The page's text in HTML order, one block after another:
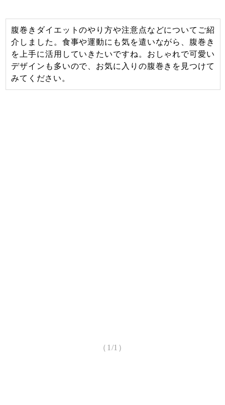
腹巻きダイエットのやり方や注意点などについてご紹
介しました。食事や運動にも気を遣いながら、腹巻き
を上手に活用していきたいですね。おしゃれで可愛い
デザインも多いので、お気に入りの腹巻きを見つけて
みてください。
（1/1）